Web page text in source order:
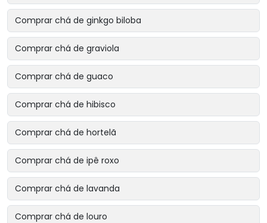
Comprar chá de ginkgo biloba
Comprar chá de graviola
Comprar chá de guaco
Comprar chá de hibisco
Comprar chá de hortelã
Comprar chá de ipê roxo
Comprar chá de lavanda
Comprar chá de louro